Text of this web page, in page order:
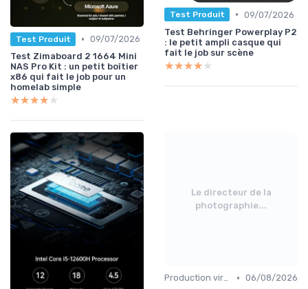
Test Produit • 09/07/2026
Test Zimaboard 2 1664 Mini
NAS Pro Kit : un petit boîtier
x86 qui fait le job pour un
homelab simple
★★★★★
★★★★★
Test Produit • 09/07/2026
Test Behringer Powerplay P2
: le petit ampli casque qui
fait le job sur scène
★★★★★
★★★★★
Le directeur de la
photographie...
Production virtuelle et volumes LED • 06/08/2026